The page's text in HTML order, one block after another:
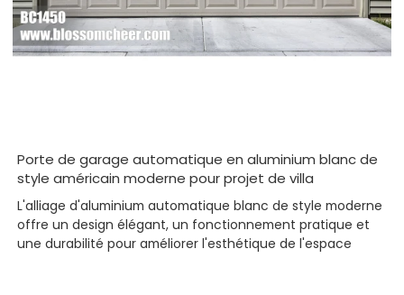
Porte de garage automatique en aluminium blanc de
style américain moderne pour projet de villa
L'alliage d'aluminium automatique blanc de style moderne
offre un design élégant, un fonctionnement pratique et
une durabilité pour améliorer l'esthétique de l'espace